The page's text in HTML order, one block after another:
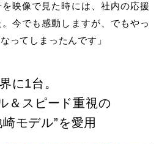
映像で見た時には、社内の応援
。今でも感動しますが、でもやっ
ってしまったんです」
に1台。
＆スピード重視の
崎モデル”を愛用